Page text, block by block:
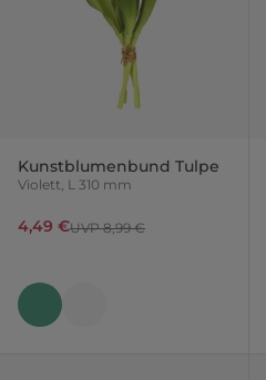
Kunstblumenbund Tulpe
Violett, L 310 mm
4,49 €UVP 8,99 €